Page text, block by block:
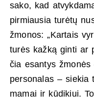
sako, kad
pirmiausia turėtų
žmonos: „Kartais
turės kažką ginti ar
čia esantys
personalas – siekia
mamai ir kūdikiui.